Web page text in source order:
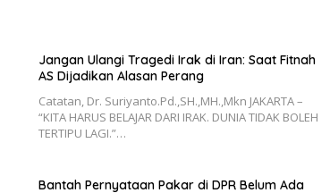
Jangan Ulangi Tragedi Irak di Iran: Saat Fitnah
AS Dijadikan Alasan Perang
Catatan, Dr. Suriyanto.Pd.,SH.,MH.,Mkn JAKARTA –
“KITA HARUS BELAJAR DARI IRAK. DUNIA TIDAK BOLEH
TERTIPU LAGI.”…
Bantah Pernyataan Pakar di DPR Belum Ada